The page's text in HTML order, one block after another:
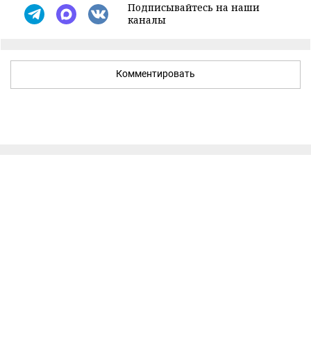
Подписывайтесь на наши
каналы
Комментировать